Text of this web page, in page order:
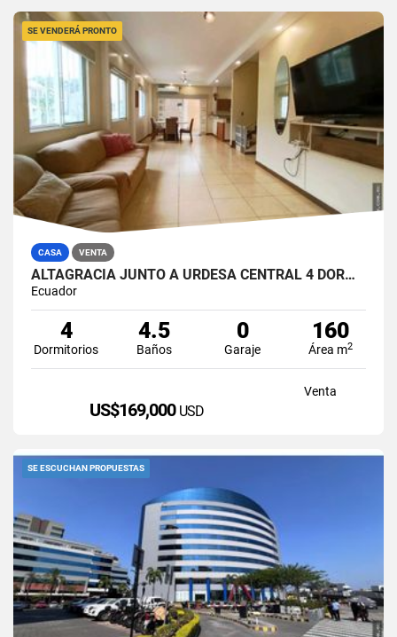
SE VENDERÁ PRONTO
CASA VENTA
ALTAGRACIA JUNTO A URDESA CENTRAL 4 DORMITORIOS CASA EN VENTA
Ecuador
4
Dormitorios
4.5
Baños
0
Garaje
160
Área m2
Venta
US$169,000 USD
SE ESCUCHAN PROPUESTAS